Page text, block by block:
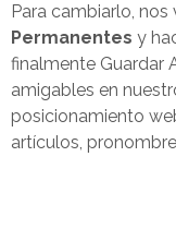
Para cambiarlo, nos
Permanentes y
finalmente Guardar
amigables en
posicionamiento
artículos,